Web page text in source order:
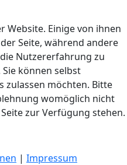
Website. Einige von ihnen
Seite, während andere
Nutzererfahrung zu
können selbst
zulassen möchten. Bitte
womöglich nicht
zur Verfügung stehen.
| Impressum